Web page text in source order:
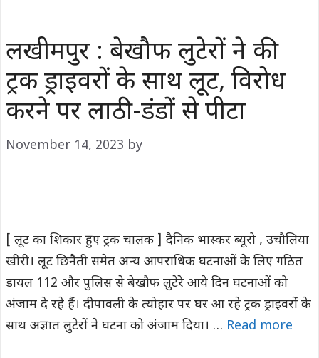
लखीमपुर : बेखौफ लुटेरों ने की
ट्रक ड्राइवरों के साथ लूट, विरोध
करने पर लाठी-डंडों से पीटा
November 14, 2023 by
[ लूट का शिकार हुए ट्रक चालक ] दैनिक भास्कर ब्यूरो , उचौलिया
खीरी। लूट छिनैती समेत अन्य आपराधिक घटनाओं के लिए गठित
डायल 112 और पुलिस से बेखौफ लुटेरे आये दिन घटनाओं को
अंजाम दे रहे हैं। दीपावली के त्योहार पर घर आ रहे ट्रक ड्राइवरों के
साथ अज्ञात लुटेरों ने घटना को अंजाम दिया। … Read more